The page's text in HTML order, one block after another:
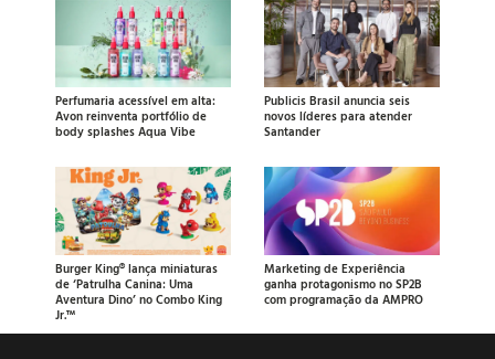
Perfumaria acessível em alta:
Avon reinventa portfólio de
body splashes Aqua Vibe
Publicis Brasil anuncia seis
novos líderes para atender
Santander
Burger King® lança miniaturas
de ‘Patrulha Canina: Uma
Aventura Dino’ no Combo King
Jr.™
Marketing de Experiência
ganha protagonismo no SP2B
com programação da AMPRO